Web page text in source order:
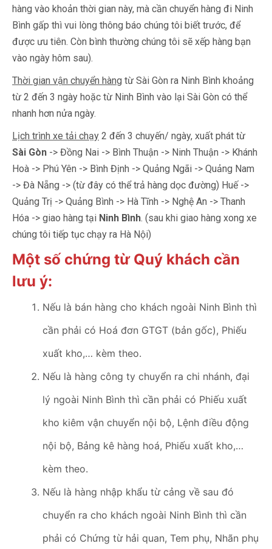
hàng vào khoản thời gian này, mà cần chuyển hàng đi Ninh
Bình gấp thì vui lòng thông báo chúng tôi biết trước, để
được ưu tiên. Còn bình thường chúng tôi sẽ xếp hàng bạn
vào ngày hôm sau).
Thời gian vận chuyển hàng từ Sài Gòn ra Ninh Bình khoảng
từ 2 đến 3 ngày hoặc từ Ninh Bình vào lại Sài Gòn có thể
nhanh hơn nửa ngày.
Lịch trình xe tải chạy 2 đến 3 chuyến/ ngày, xuất phát từ
Sài Gòn -> Đồng Nai -> Bình Thuận -> Ninh Thuận -> Khánh
Hoà -> Phú Yên -> Bình Định -> Quảng Ngãi -> Quảng Nam
-> Đà Nẵng -> (từ đây có thể trả hàng dọc đường) Huế ->
Quảng Trị -> Quảng Bình -> Hà Tĩnh -> Nghệ An -> Thanh
Hóa -> giao hàng tại Ninh Bình. (sau khi giao hàng xong xe
chúng tôi tiếp tục chạy ra Hà Nội)
Một số chứng từ Quý khách cần
lưu ý:
Nếu là bán hàng cho khách ngoài Ninh Bình thì
cần phải có Hoá đơn GTGT (bản gốc), Phiếu
xuất kho,… kèm theo.
Nếu là hàng công ty chuyển ra chi nhánh, đại
lý ngoài Ninh Bình thì cần phải có Phiếu xuất
kho kiêm vận chuyển nội bộ, Lệnh điều động
nội bộ, Bảng kê hàng hoá, Phiếu xuất kho,…
kèm theo.
Nếu là hàng nhập khẩu từ cảng về sau đó
chuyển ra cho khách ngoài Ninh Bình thì cần
phải có Chứng từ hải quan, Tem phụ, Nhãn phụ